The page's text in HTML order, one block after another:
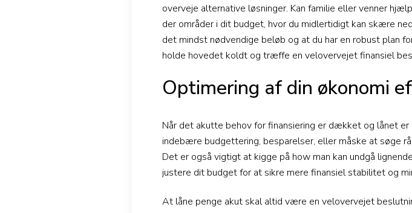
overveje alternative løsninger. Kan familie eller venner
der områder i dit budget, hvor du midlertidigt kan skære
det mindst nødvendige beløb og at du har en robust plan
holde hovedet koldt og træffe en velovervejet finansiel
Optimering af din økonomi
Når det akutte behov for finansiering er dækket og lånet
indebære budgettering, besparelser, eller måske at søge
Det er også vigtigt at kigge på how man kan undgå
justere dit budget for at sikre mere finansiel stabilitet og
At låne penge akut skal altid være en velovervejet